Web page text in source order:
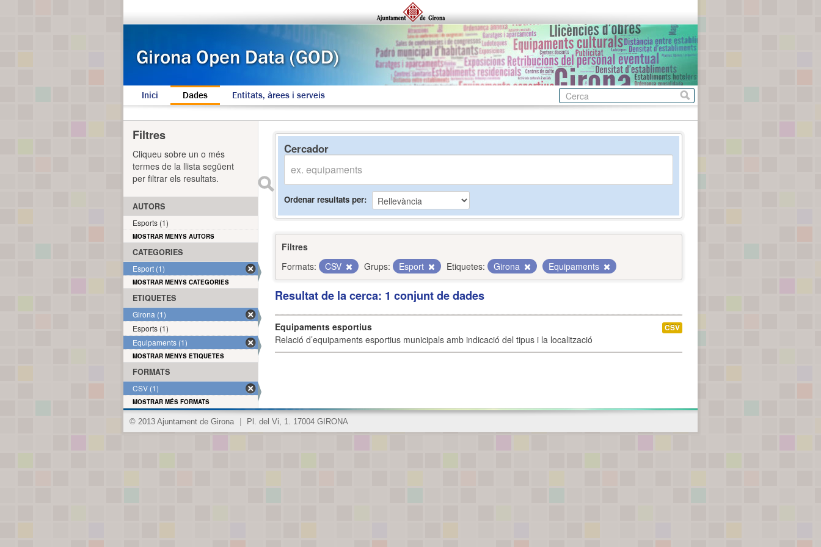
Inici Dades Entitats, àrees i serveis
Cercador
Ordenar resultats per
Filtres
Formats:
CSV Grups: Esport Etiquetes: Girona Equipaments
Resultat de la cerca: 1 conjunt de dades
Equipaments esportius
Relació d’equipaments esportius municipals amb indicació del tipus i la localització
CSV
Filtres
Cliqueu sobre un o més
termes de la llista següent
per filtrar els resultats.
AUTORS
Esports (1)
MOSTRAR MENYS AUTORS
CATEGORIES
Esport (1)
MOSTRAR MENYS CATEGORIES
ETIQUETES
Girona (1)
Esports (1)
Equipaments (1)
MOSTRAR MENYS ETIQUETES
FORMATS
CSV (1)
MOSTRAR MÉS FORMATS
© 2013 Ajuntament de Girona Pl. del Vi, 1. 17004 GIRONA